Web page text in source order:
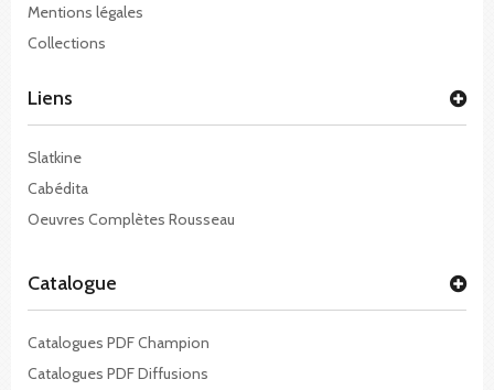
Mentions légales
Collections
Liens
Slatkine
Cabédita
Oeuvres Complètes Rousseau
Catalogue
Catalogues PDF Champion
Catalogues PDF Diffusions